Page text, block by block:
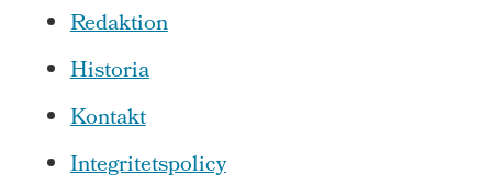
Redaktion
Historia
Kontakt
Integritetspolicy